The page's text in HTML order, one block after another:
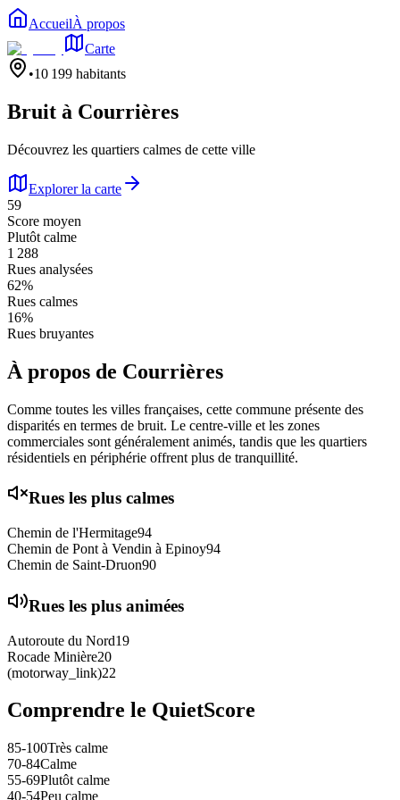
AccueilÀ propos
Carte
•10 199 habitants
Bruit à Courrières
Découvrez les quartiers calmes de cette ville
Explorer la carte
59
Score moyen
Plutôt calme
1 288
Rues analysées
62%
Rues calmes
16%
Rues bruyantes
À propos de Courrières
Comme toutes les villes françaises, cette commune présente des
disparités en termes de bruit. Le centre-ville et les zones
commerciales sont généralement animés, tandis que les quartiers
résidentiels en périphérie offrent plus de tranquillité.
Rues les plus calmes
Chemin de l'Hermitage94
Chemin de Pont à Vendin à Epinoy94
Chemin de Saint-Druon90
Rues les plus animées
Autoroute du Nord19
Rocade Minière20
(motorway_link)22
Comprendre le QuietScore
85-100Très calme
70-84Calme
55-69Plutôt calme
40-54Peu calme